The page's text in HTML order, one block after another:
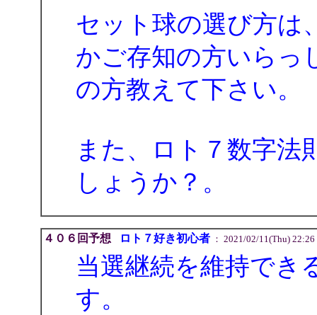
セット球の選び方は
かご存知の方いらっ
の方教えて下さい。
また、ロト７数字法
しょうか？。
４０６回予想 ロト７好き初心者： 2021/02/11(Thu) 22:26
当選継続を維持でき
す。